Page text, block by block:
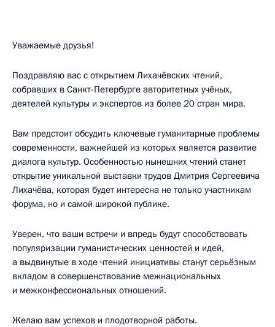
Уважаемые друзья!
Поздравляю вас с открытием Лихачёвских чтений,
собравших в Санкт-Петербурге авторитетных учёных,
деятелей культуры и экспертов из более 20 стран мира.
Вам предстоит обсудить ключевые гуманитарные проблемы
современности, важнейшей из которых является развитие
диалога культур. Особенностью нынешних чтений станет
открытие уникальной выставки трудов Дмитрия Сергеевича
Лихачёва, которая будет интересна не только участникам
форума, но и самой широкой публике.
Уверен, что ваши встречи и впредь будут способствовать
популяризации гуманистических ценностей и идей,
а выдвинутые в ходе чтений инициативы станут серьёзным
вкладом в совершенствование межнациональных
и межконфессиональных отношений.
Желаю вам успехов и плодотворной работы.